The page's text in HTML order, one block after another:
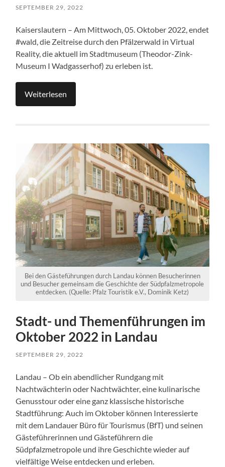
SEPTEMBER 29, 2022
Kaiserslautern – Am Mittwoch, 05. Oktober 2022, endet
#wald, die Zeitreise durch den Pfälzerwald in Virtual
Reality, die aktuell im Stadtmuseum (Theodor-Zink-
Museum I Wadgasserhof) zu erleben ist.
Weiterlesen
Bei den Gästeführungen durch Landau können Besucherinnen
und Besucher gemeinsam die Geschichte der Südpfalzmetropole
entdecken. (Quelle: Pfalz Touristik e.V., Dominik Ketz)
Stadt- und Themenführungen im
Oktober 2022 in Landau
SEPTEMBER 29, 2022
Landau – Ob ein abendlicher Rundgang mit
Nachtwächterin oder Nachtwächter, eine kulinarische
Genusstour oder eine ganz klassische historische
Stadtführung: Auch im Oktober können Interessierte
mit dem Landauer Büro für Tourismus (BfT) und seinen
Gästeführerinnen und Gästeführern die
Südpfalzmetropole und ihre Geschichte wieder auf
vielfältige Weise entdecken und erleben.